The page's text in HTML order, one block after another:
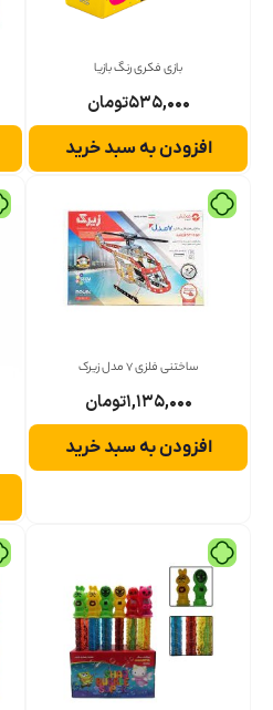
بازی فکری رنگ بازیا
۵۳۵,۰۰۰تومان
افزودن به سبد خرید
ساختنی فلزی 7 مدل زیرک
۱,۱۳۵,۰۰۰تومان
افزودن به سبد خرید